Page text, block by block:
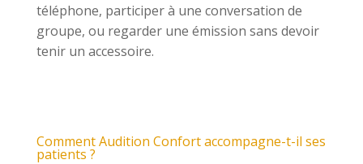
téléphone, participer à une conversation de
groupe, ou regarder une émission sans devoir
tenir un accessoire.
Comment Audition Confort accompagne-t-il ses
patients ?